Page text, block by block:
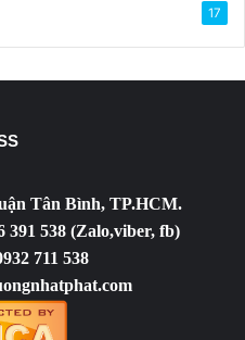
17
Tân Bình, TP.HCM.
391 538 (Zalo,viber, fb)
711 538